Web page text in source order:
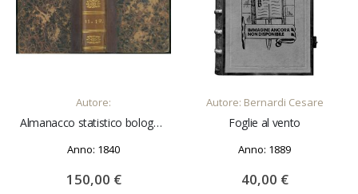
Autore:
Almanacco statistico bolognese, per l'anno 1840. Dedicato alle donne gentili. Anno XI°. UNITO A: Almanacco statistico bolognese, per l'anno 1841. Dedicato alle donne gentili. Anno XII°
Anno: 1840
150,00 €
AGGIUNGI AL CARRELLO
Autore: Bernardi Cesare
Foglie al vento
Anno: 1889
40,00 €